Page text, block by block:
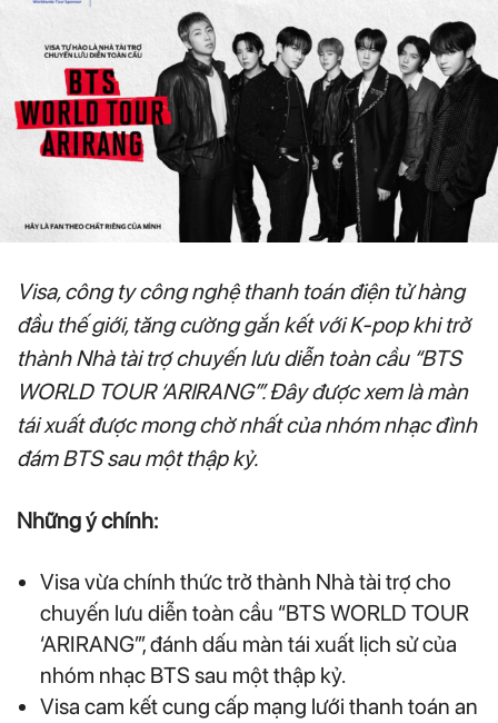
Visa, công ty công nghệ thanh toán điện tử hàng
đầu thế giới, tăng cường gắn kết với K-pop khi trở
thành Nhà tài trợ chuyến lưu diễn toàn cầu “BTS
WORLD TOUR ‘ARIRANG’”. Đây được xem là màn
tái xuất được mong chờ nhất của nhóm nhạc đình
đám BTS sau một thập kỷ.
Những ý chính:
Visa vừa chính thức trở thành Nhà tài trợ cho
chuyến lưu diễn toàn cầu “BTS WORLD TOUR
‘ARIRANG’”, đánh dấu màn tái xuất lịch sử của
nhóm nhạc BTS sau một thập kỷ.
Visa cam kết cung cấp mạng lưới thanh toán an